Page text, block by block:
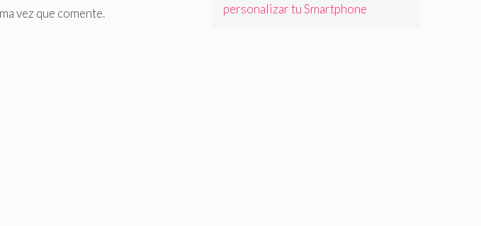
vez que comente.
personalizar tu Smartphone